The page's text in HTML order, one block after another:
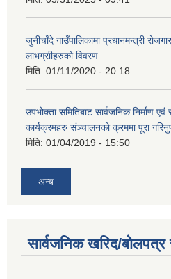
जुनीचाँदे गाउँपालिकामा प्रधानमन्‍त्री
लाभग्राीहरुको विवरण
मिति: 01/11/2020 - 20:18
उपभोक्ता समितिबाट सार्वजनिक निर्माण
कार्यक्रमहरु संञ्‍चालनको क्रममा पूरा
मिति: 01/04/2019 - 15:50
अन्य
सार्वजनिक खरिद/